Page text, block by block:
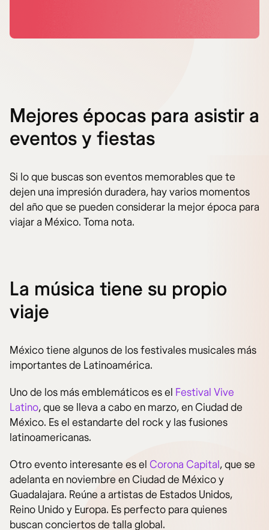
Mejores épocas para asistir a
eventos y fiestas
Si lo que buscas son eventos memorables que te
dejen una impresión duradera, hay varios momentos
del año que se pueden considerar la mejor época para
viajar a México. Toma nota.
La música tiene su propio
viaje
México tiene algunos de los festivales musicales más
importantes de Latinoamérica.
Uno de los más emblemáticos es el Festival Vive
Latino, que se lleva a cabo en marzo, en Ciudad de
México. Es el estandarte del rock y las fusiones
latinoamericanas.
Otro evento interesante es el Corona Capital, que se
adelanta en noviembre en Ciudad de México y
Guadalajara. Reúne a artistas de Estados Unidos,
Reino Unido y Europa. Es perfecto para quienes
buscan conciertos de talla global.